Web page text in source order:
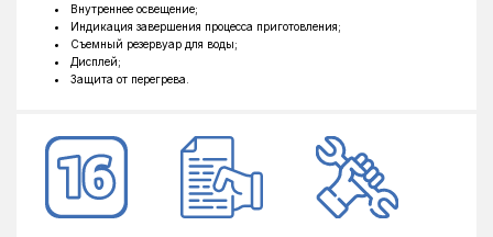
Внутреннее освещение;
Индикация завершения процесса приготовления;
Съемный резервуар для воды;
Дисплей;
Защита от перегрева.